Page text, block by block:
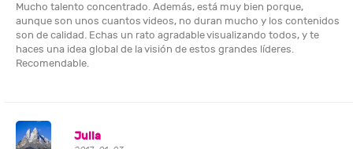
Mucho talento concentrado. Además, está muy bien porque,
aunque son unos cuantos videos, no duran mucho y los contenidos
son de calidad. Echas un rato agradable visualizando todos, y te
haces una idea global de la visión de estos grandes líderes.
Recomendable.
Julia